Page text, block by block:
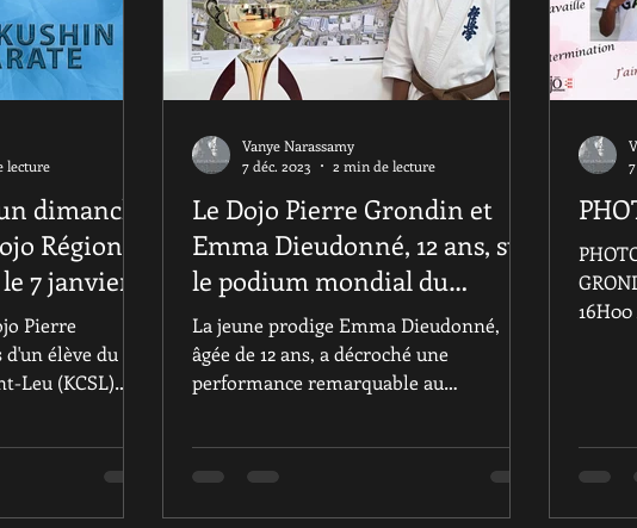
dimanche
Régional
7 janvier
Pierre
élève du
Leu (KCSL)
lecture
Le Dojo Pierre Grondin et
Emma Dieudonné, 12 ans, sur
le podium mondial du
Kyokushin Karaté
La jeune prodige Emma Dieudonné,
âgée de 12 ans, a décroché une
performance remarquable au
Vanye Narassamy
7 déc. 2023
2 min de lecture
16H00